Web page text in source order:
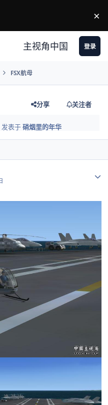
×
主视角中国 登录
FSX航母
分享
关注者
发表于硝烟里的年华